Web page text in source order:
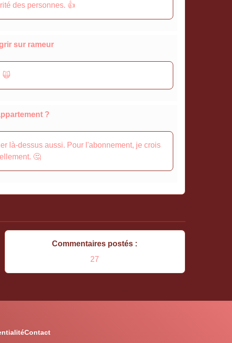
des personnes. 👍
sur rameur
🙀
?
là-dessus aussi. Pour l'abonnement, je crois
🤔
Commentaires postés :
27
Contact